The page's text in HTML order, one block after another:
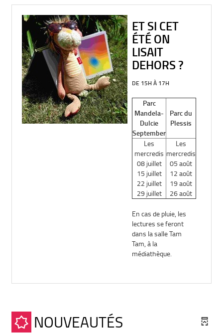
ET SI CET
ÉTÉ ON
LISAIT
DEHORS ?
DE 15H À 17H
Parc
Mandela-
Dulcie
September
Parc du
Plessis
Les
mercredis
08 juillet
15 juillet
22 juillet
29 juillet
Les
mercredis
05 août
12 août
19 août
26 août
En cas de pluie, les
lectures se feront
dans la salle Tam
Tam, à la
médiathèque.
NOUVEAUTÉS